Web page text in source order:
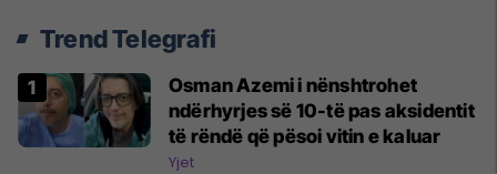
Trend Telegrafi
Osman Azemi i nënshtrohet
ndërhyrjes së 10-të pas aksidentit
të rëndë që pësoi vitin e kaluar
Yjet